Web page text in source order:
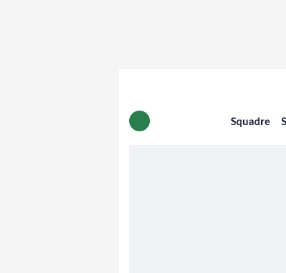
Squadre